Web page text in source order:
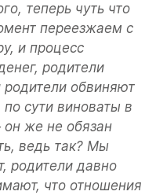
теперь чуть что
переезжаем с
и процесс
родители
обвиняют
сути виноваты в
же не обязан
ведь так? Мы
родители давно
что отношения